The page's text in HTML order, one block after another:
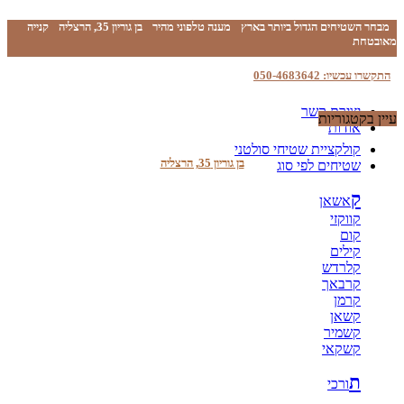
מבחר השטיחים הגדול ביותר בארץ מענה טלפוני מהיר בן גוריון 35, הרצליה
קנייה
מאובטחת
התקשרו עכשיו: 050-4683642
יצירת קשר
אודות
בן גוריון 35, הרצליה
עיין בקטגוריות
קולקציית שטיחי סולטני
שטיחים לפי סוג
קאשאן
קווקזי
קום
קילים
קלרדש
קרבאך
קרמן
קשאן
קשמיר
קשקאי
תורכי